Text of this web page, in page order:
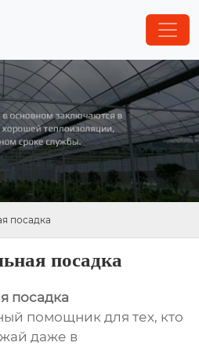
посадка
посадка
посадка
помощник для тех, кто
даже в